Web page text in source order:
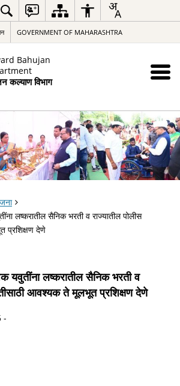
GOVERNMENT OF MAHARASHTRA
Bahujan
कल्याण विभाग
लष्करातील सैनिक भरती व राज्यातील पोलीस
प्रशिक्षण देणे
यवुतींना लष्करातील सैनिक भरती व
आवश्यक ते मूलभूत प्रशिक्षण देणे
-